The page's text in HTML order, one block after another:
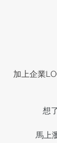
加上企業
想
馬上